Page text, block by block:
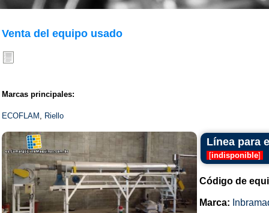
Venta del equipo usado
Marcas principales:
ECOFLAM , Riello
Línea para
[indisponible]
Código de
Marca: